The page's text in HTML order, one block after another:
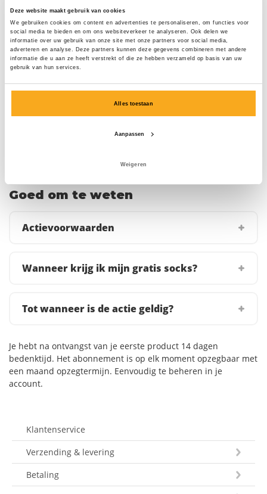
Deze website maakt gebruik van cookies
We gebruiken cookies om content en advertenties te personaliseren, om functies voor
social media te bieden en om ons websiteverkeer te analyseren. Ook delen we
informatie over uw gebruik van onze site met onze partners voor social media,
adverteren en analyse. Deze partners kunnen deze gegevens combineren met andere
informatie die u aan ze heeft verstrekt of die ze hebben verzameld op basis van uw
gebruik van hun services.
Alles toestaan
Aanpassen
Weigeren
Je gratis socks ligt klaar.
Sluit nu je abonnement af en ontvang een gratis
welkomstcadeau bij je eerste levering! Exclusieve designs,
topkwaliteit en verrassende prints voor een scherpe prijs.
Goed om te weten
Actievoorwaarden
Wanneer krijg ik mijn gratis socks?
Tot wanneer is de actie geldig?
Je hebt na ontvangst van je eerste product 14 dagen
bedenktijd. Het abonnement is op elk moment opzegbaar met
een maand opzegtermijn. Eenvoudig te beheren in je
account.
Klantenservice
Verzending & levering
Betaling